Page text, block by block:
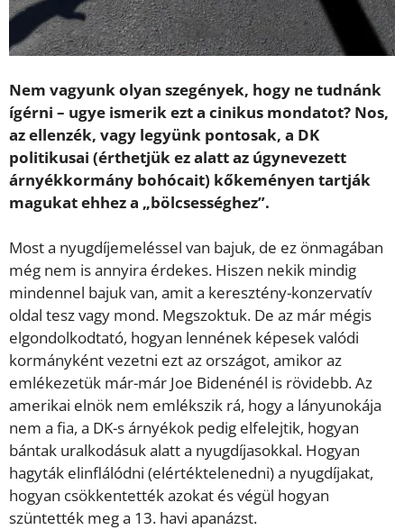
Nem vagyunk olyan szegények, hogy ne tudnánk
ígérni – ugye ismerik ezt a cinikus mondatot? Nos,
az ellenzék, vagy legyünk pontosak, a DK
politikusai (érthetjük ez alatt az úgynevezett
árnyékkormány bohócait) kőkeményen tartják
magukat ehhez a „bölcsességhez”.
Most a nyugdíjemeléssel van bajuk, de ez önmagában
még nem is annyira érdekes. Hiszen nekik mindig
mindennel bajuk van, amit a keresztény-konzervatív
oldal tesz vagy mond. Megszoktuk. De az már mégis
elgondolkodtató, hogyan lennének képesek valódi
kormányként vezetni ezt az országot, amikor az
emlékezetük már-már Joe Bidenénél is rövidebb. Az
amerikai elnök nem emlékszik rá, hogy a lányunokája
nem a fia, a DK-s árnyékok pedig elfelejtik, hogyan
bántak uralkodásuk alatt a nyugdíjasokkal. Hogyan
hagyták elinflálódni (elértéktelenedni) a nyugdíjakat,
hogyan csökkentették azokat és végül hogyan
szüntették meg a 13. havi apanázst.